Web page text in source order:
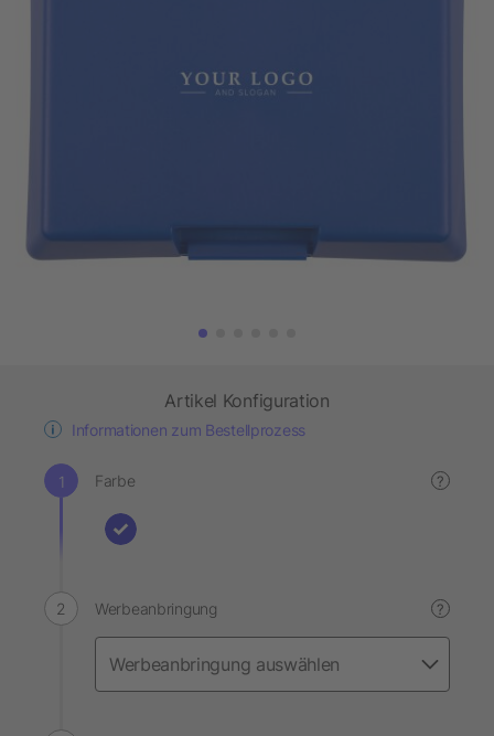
Artikel Konfiguration
Informationen zum Bestellprozess
Farbe ?
Werbeanbringung ?